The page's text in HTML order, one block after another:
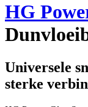
HG
Universele
sterke